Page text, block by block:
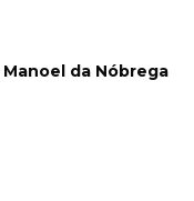
da Nóbrega